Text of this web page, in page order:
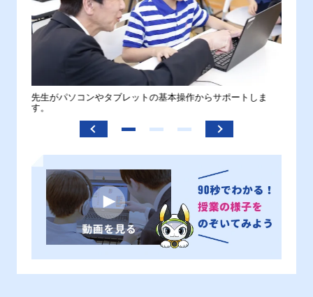
先生がパソコンやタブレットの基本操作からサポートしま
す。